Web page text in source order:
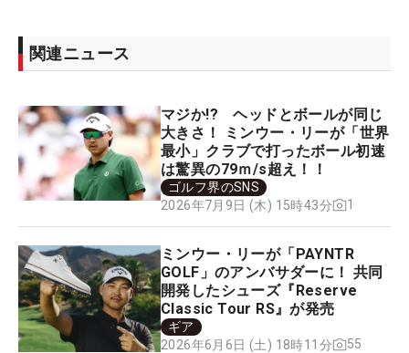
関連ニュース
マジか!? ヘッドとボールが同じ
大きさ！ ミンウー・リーが「世界
最小」クラブで打ったボール初速
は驚異の79ｍ/s超え！！
ゴルフ界のSNS
2026年7月9日 (木) 15時43分
1
ミンウー・リーが「PAYNTR
GOLF」のアンバサダーに！ 共同
開発したシューズ『Reserve
Classic Tour RS』が発売
ギア
2026年6月6日 (土) 18時11分
55